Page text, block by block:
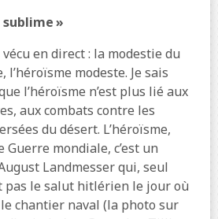
»
vécu en direct : la modestie du
l’héroïsme modeste. Je sais
l’héroïsme n’est plus lié aux
aux combats contre les
du désert. L’héroïsme,
Guerre mondiale, c’est un
Landmesser qui, seul
pas le salut hitlérien le jour où
chantier naval (la photo sur